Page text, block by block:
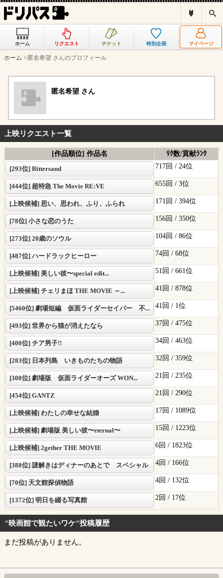
リ
ス
と
索
ホーム リクエスト チケット 特別企画 マイページ
ホーム 匿名希望 さんのプロフィール
匿名希望 さん
上映リクエスト一覧
[作品順位] 作品名
ﾘｸ数/貢献ﾗﾝｸ
[293位] Bittersand
717回 / 24位
[444位] 超特急 The Movie RE:VE 655回 / 3位
[上映候補] 思い、思われ、ふり、ふられ 171回 / 394位
[78位] 小さな恋のうた 156回 / 350位
[273位] 20歳のソウル 104回 / 86位
[487位] ハードラックヒーロー 74回 / 68位
[上映候補] 美しい彼〜special edit... 51回 / 661位
[上映候補] チェリまほ THE MOVIE ～... 41回 / 878位
[5460位] 劇場短編 仮面ライダーセイバー 不... 41回 / 1位
[493位] 世界から猫が消えたなら 37回 / 475位
[400位] チア男子!! 34回 / 463位
[283位] 日本列島 いきものたちの物語 32回 / 359位
[308位] 劇場版 仮面ライダーオーズ WON... 21回 / 235位
[454位] GANTZ 21回 / 290位
[上映候補] わたしの幸せな結婚 17回 / 1089位
[上映候補] 劇場版 美しい彼〜eternal〜 15回 / 1223位
[上映候補] 2gether THE MOVIE 6回 / 1823位
[388位] 謎解きはディナーのあとで スペシャル 4回 / 166位
[70位] 天文館探偵物語 4回 / 132位
[1372位] 明日を綴る写真館 2回 / 17位
"映画館で観たいワケ"投稿履歴
まだ投稿がありません。